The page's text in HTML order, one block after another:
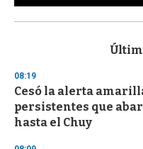
s
d
s
o
f
3
08:19
Cesó la alerta
persistentes que
hasta el Chuy